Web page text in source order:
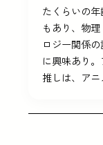
たくらいの
もあり、物
ロジー関係
に興味あり
推しは、アニ